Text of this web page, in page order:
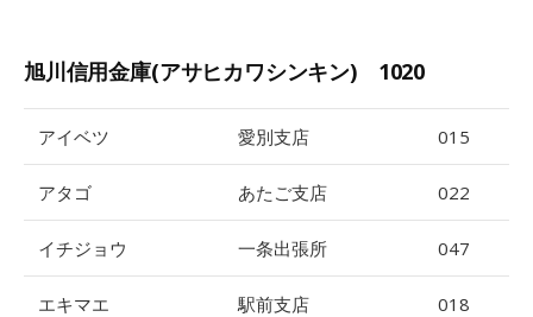
旭川信用金庫(アサヒカワシンキン) 1020
アイベツ 愛別支店 015
アタゴ あたご支店 022
イチジョウ 一条出張所 047
エキマエ 駅前支店 018